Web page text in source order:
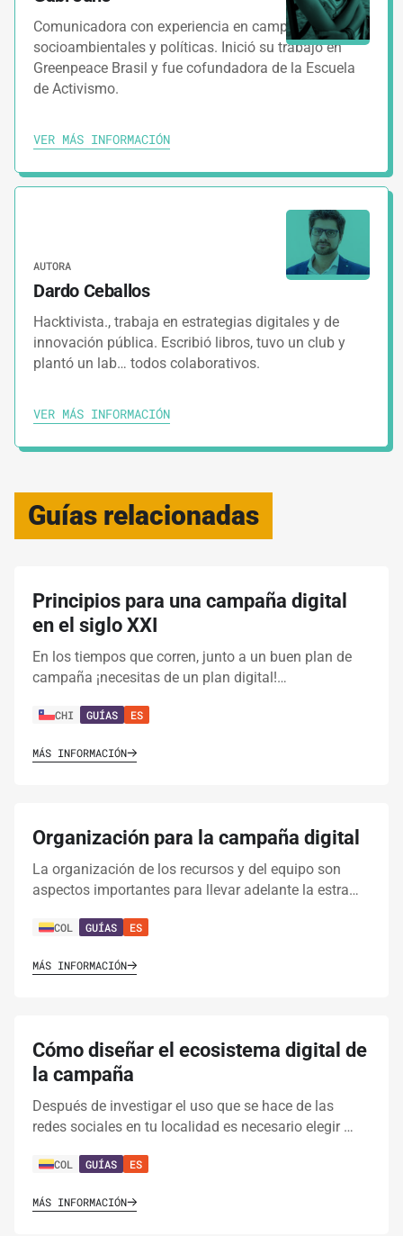
Comunicadora con experiencia en campañas
socioambientales y políticas. Inició su trabajo en
Greenpeace Brasil y fue cofundadora de la Escuela
de Activismo.
VER MÁS INFORMACIÓN
AUTORA
Dardo Ceballos
Hacktivista., trabaja en estrategias digitales y de
innovación pública. Escribió libros, tuvo un club y
plantó un lab… todos colaborativos.
VER MÁS INFORMACIÓN
Guías relacionadas
Principios para una campaña digital
en el siglo XXI
En los tiempos que corren, junto a un buen plan de
campaña ¡necesitas de un plan digital!…
CHI GUÍAS ES
MÁS INFORMACIÓN
Organización para la campaña digital
La organización de los recursos y del equipo son
aspectos importantes para llevar adelante la estra…
COL GUÍAS ES
MÁS INFORMACIÓN
Cómo diseñar el ecosistema digital de
la campaña
Después de investigar el uso que se hace de las
redes sociales en tu localidad es necesario elegir …
COL GUÍAS ES
MÁS INFORMACIÓN